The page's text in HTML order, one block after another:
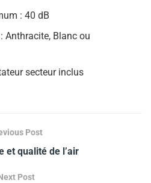
: 40 dB
Anthracite, Blanc ou
secteur inclus
Post
et qualité de l’air
Post